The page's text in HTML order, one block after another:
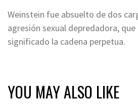
Weinstein fue absuelto de dos
agresión sexual depredadora,
significado la cadena perpetua.
YOU MAY ALSO LIKE